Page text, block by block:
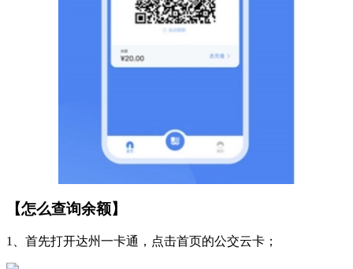
【怎么查询余额】
1、首先打开达州一卡通，点击首页的公交云卡；